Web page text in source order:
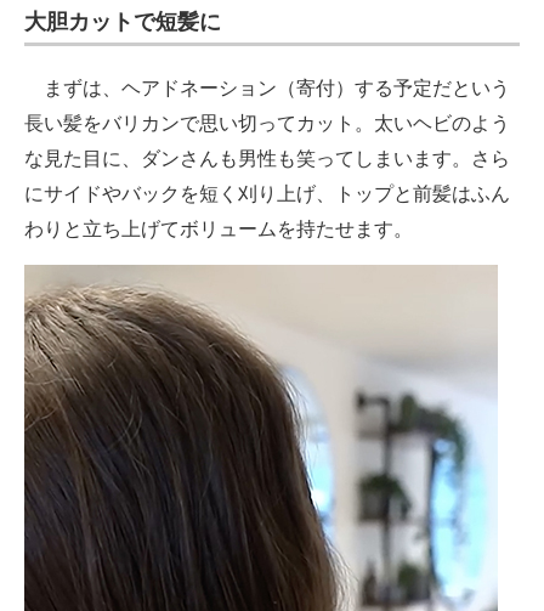
大胆カットで短髪に
まずは、ヘアドネーション（寄付）する予定だという
長い髪をバリカンで思い切ってカット。太いヘビのよう
な見た目に、ダンさんも男性も笑ってしまいます。さら
にサイドやバックを短く刈り上げ、トップと前髪はふん
わりと立ち上げてボリュームを持たせます。